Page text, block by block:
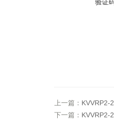
验证
上一篇： KVVRP2-
下一篇： KVVRP2-